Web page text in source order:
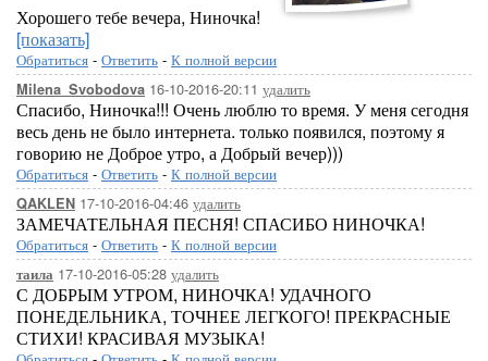
Хорошего тебе вечера, Ниночка!
[показать]
Обратиться - Ответить - К полной версии
Milena_Svobodova 16-10-2016-20:11 удалить
Спасибо, Ниночка!!! Очень люблю то время. У меня сегодня
весь день не было интернета. только появился, поэтому я
говорию не Доброе утро, а Добрый вечер)))
Обратиться - Ответить - К полной версии
QAKLEN 17-10-2016-04:46 удалить
ЗАМЕЧАТЕЛЬНАЯ ПЕСНЯ! СПАСИБО НИНОЧКА!
Обратиться - Ответить - К полной версии
таила 17-10-2016-05:28 удалить
С ДОБРЫМ УТРОМ, НИНОЧКА! УДАЧНОГО
ПОНЕДЕЛЬНИКА, ТОЧНЕЕ ЛЕГКОГО! ПРЕКРАСНЫЕ
СТИХИ! КРАСИВАЯ МУЗЫКА!